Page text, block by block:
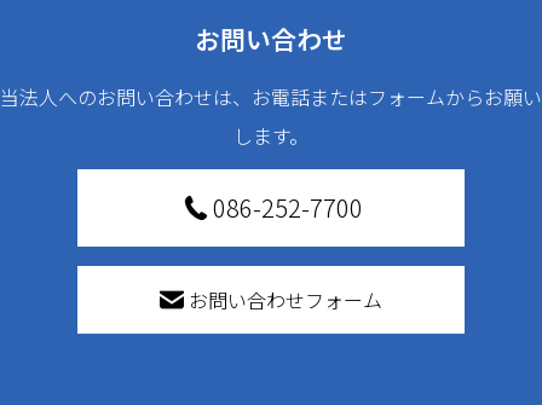
お問い合わせ
当法人へのお問い合わせは、お電話またはフォームからお願い
します。
086-252-7700
お問い合わせフォーム